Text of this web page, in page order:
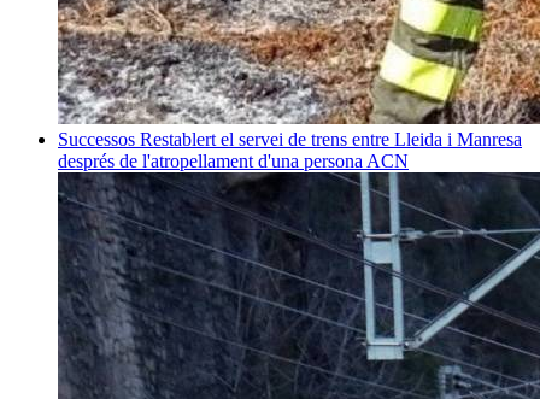
Successos Restablert el servei de trens entre Lleida i Manresa
després de l'atropellament d'una persona ACN